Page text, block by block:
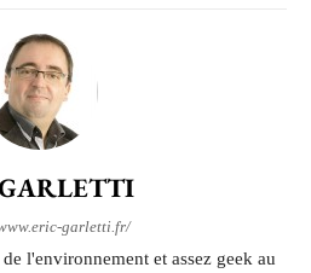
garletti.fr/
l'environnement et assez geek au